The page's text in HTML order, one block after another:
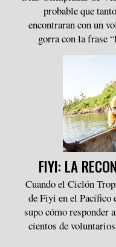
probable que
encontraran con un
gorra con la frase
FIYI: LA
Cuando el Ciclón
de Fiyi en el Pacífico
supo cómo responder
cientos de